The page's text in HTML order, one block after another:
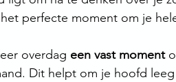
perfecte moment om je
overdag een vast moment
Dit helpt om je hoofd